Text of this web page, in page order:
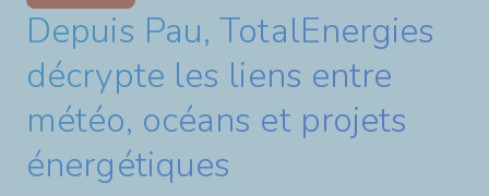
Depuis Pau, TotalEnergies
décrypte les liens entre
météo, océans et projets
énergétiques